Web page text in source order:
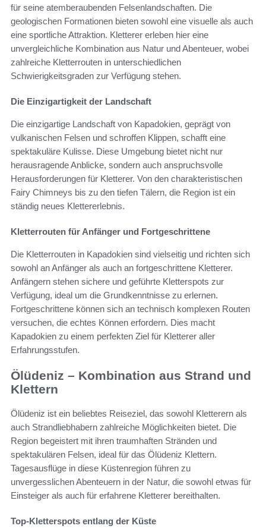
für seine atemberaubenden Felsenlandschaften. Die
geologischen Formationen bieten sowohl eine visuelle als auch
eine sportliche Attraktion. Kletterer erleben hier eine
unvergleichliche Kombination aus Natur und Abenteuer, wobei
zahlreiche Kletterrouten in unterschiedlichen
Schwierigkeitsgraden zur Verfügung stehen.
Die Einzigartigkeit der Landschaft
Die einzigartige Landschaft von Kapadokien, geprägt von
vulkanischen Felsen und schroffen Klippen, schafft eine
spektakuläre Kulisse. Diese Umgebung bietet nicht nur
herausragende Anblicke, sondern auch anspruchsvolle
Herausforderungen für Kletterer. Von den charakteristischen
Fairy Chimneys bis zu den tiefen Tälern, die Region ist ein
ständig neues Klettererlebnis.
Kletterrouten für Anfänger und Fortgeschrittene
Die Kletterrouten in Kapadokien sind vielseitig und richten sich
sowohl an Anfänger als auch an fortgeschrittene Kletterer.
Anfängern stehen sichere und geführte Kletterspots zur
Verfügung, ideal um die Grundkenntnisse zu erlernen.
Fortgeschrittene können sich an technisch komplexen Routen
versuchen, die echtes Können erfordern. Dies macht
Kapadokien zu einem perfekten Ziel für Kletterer aller
Erfahrungsstufen.
Ölüdeniz – Kombination aus Strand und
Klettern
Ölüdeniz ist ein beliebtes Reiseziel, das sowohl Kletterern als
auch Strandliebhabern zahlreiche Möglichkeiten bietet. Die
Region begeistert mit ihren traumhaften Stränden und
spektakulären Felsen, ideal für das Ölüdeniz Klettern.
Tagesausflüge in diese Küstenregion führen zu
unvergesslichen Abenteuern in der Natur, die sowohl etwas für
Einsteiger als auch für erfahrene Kletterer bereithalten.
Top-Kletterspots entlang der Küste